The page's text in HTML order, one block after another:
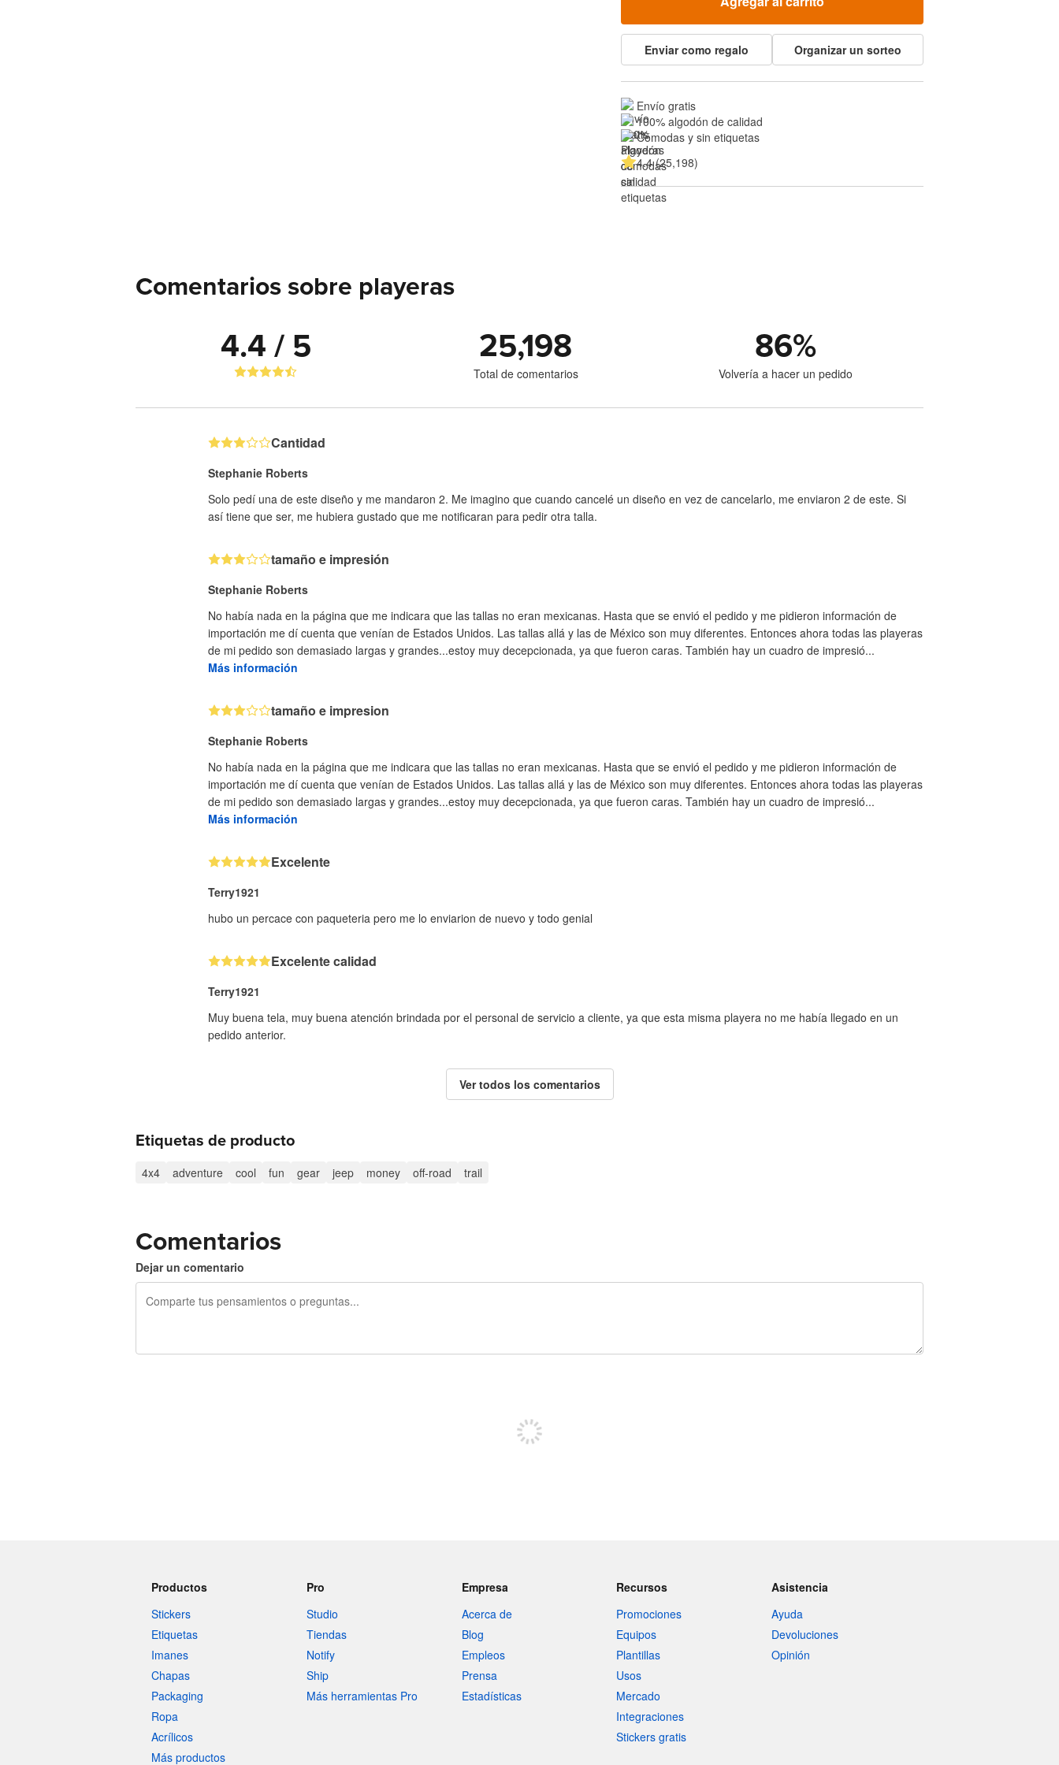
Enviar como regalo Organizar un sorteo
Envío gratis
100% algodón de calidad
Cómodas y sin etiquetas
4.4 (25,198)
Comentarios sobre playeras
4.4 / 5 25,198
Total de comentarios
86%
Volvería a hacer un pedido
Cantidad
Stephanie Roberts
Solo pedí una de este diseño y me mandaron 2. Me imagino que cuando cancelé un diseño en vez de cancelarlo, me enviaron 2 de este. Si
así tiene que ser, me hubiera gustado que me notificaran para pedir otra talla.
tamaño e impresión
Stephanie Roberts
No había nada en la página que me indicara que las tallas no eran mexicanas. Hasta que se envió el pedido y me pidieron información de
importación me dí cuenta que venían de Estados Unidos. Las tallas allá y las de México son muy diferentes. Entonces ahora todas las playeras
de mi pedido son demasiado largas y grandes...estoy muy decepcionada, ya que fueron caras. También hay un cuadro de impresió...
Más información
tamaño e impresion
Stephanie Roberts
No había nada en la página que me indicara que las tallas no eran mexicanas. Hasta que se envió el pedido y me pidieron información de
importación me dí cuenta que venían de Estados Unidos. Las tallas allá y las de México son muy diferentes. Entonces ahora todas las playeras
de mi pedido son demasiado largas y grandes...estoy muy decepcionada, ya que fueron caras. También hay un cuadro de impresió...
Más información
Excelente
Terry1921
hubo un percace con paqueteria pero me lo enviarion de nuevo y todo genial
Excelente calidad
Terry1921
Muy buena tela, muy buena atención brindada por el personal de servicio a cliente, ya que esta misma playera no me había llegado en un
pedido anterior.
Ver todos los comentarios
Etiquetas de producto
4x4 adventure cool fun gear jeep money off-road trail
Comentarios
Dejar un comentario
Productos
Stickers
Etiquetas
Imanes
Chapas
Packaging
Ropa
Acrílicos
Más productos
Pro
Studio
Tiendas
Notify
Ship
Más herramientas Pro
Empresa
Acerca de
Blog
Empleos
Prensa
Estadísticas
Recursos
Promociones
Equipos
Plantillas
Usos
Mercado
Integraciones
Stickers gratis
Asistencia
Ayuda
Devoluciones
Opinión